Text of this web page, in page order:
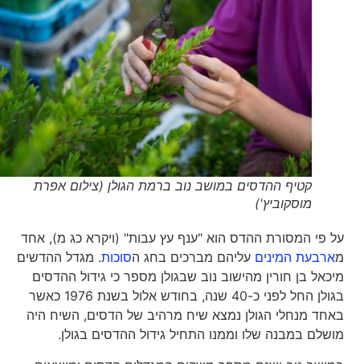
קטיף ההדסים במושב נוב ברמת הגולן (צילום אפרת
מוסקוביץ')
על פי המסורת ההדס הוא "ענף עץ עבות" (ויקרא כג מ), אחד
ארבעת המיניםעליהם מברכים בחג הסוכות. מגדל ההדשים
מיכאל בן חורין מהישוב נוב שבגולן מספר כי גידול ההדסים
בגולן החל לפני כ-40 שנה, בחודש אלול בשנת 1976 כאשר
באחד מנחלי הגולן נמצא שיח מרהיב של הדסים, השיח היה
מושלם במבנה שלו וממנו התחיל גידול ההדסים בגולן.